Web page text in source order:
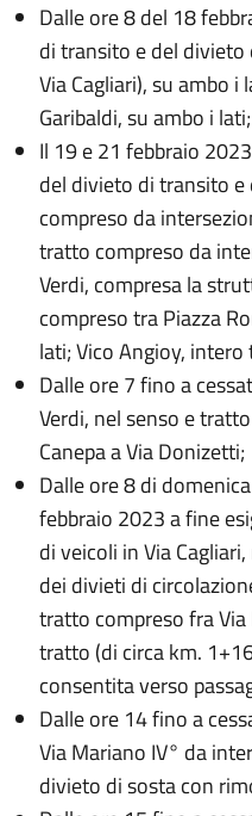
Dalle ore 8 del 18
di transito e del divieto
Via Cagliari), su ambo
Garibaldi, su ambo i
Il 19 e 21 febbraio
del divieto di transito
compreso da
tratto compreso da
Verdi, compresa la
compreso tra Piazza
lati; Vico Angioy,
Dalle ore 7 fino a
Verdi, nel senso e
Canepa a Via Donizetti;
Dalle ore 8 di
febbraio 2023 a fine
di veicoli in Via
dei divieti di
tratto compreso fra Via
tratto (di circa km.
consentita verso
Dalle ore 14 fino a
Via Mariano IV° da
divieto di sosta con